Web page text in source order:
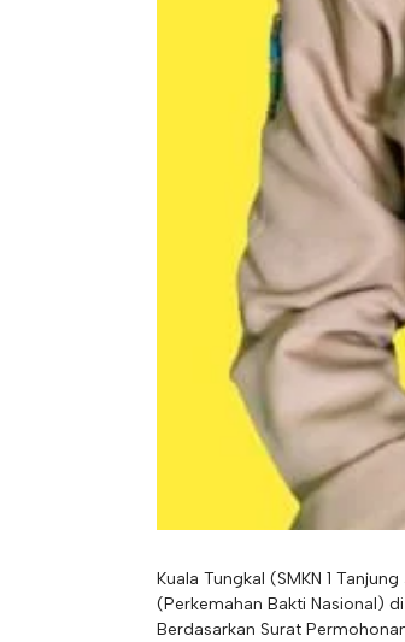
Kuala Tungkal (SMKN 1
(Perkemahan Bakti Nasional)
Berdasarkan Surat